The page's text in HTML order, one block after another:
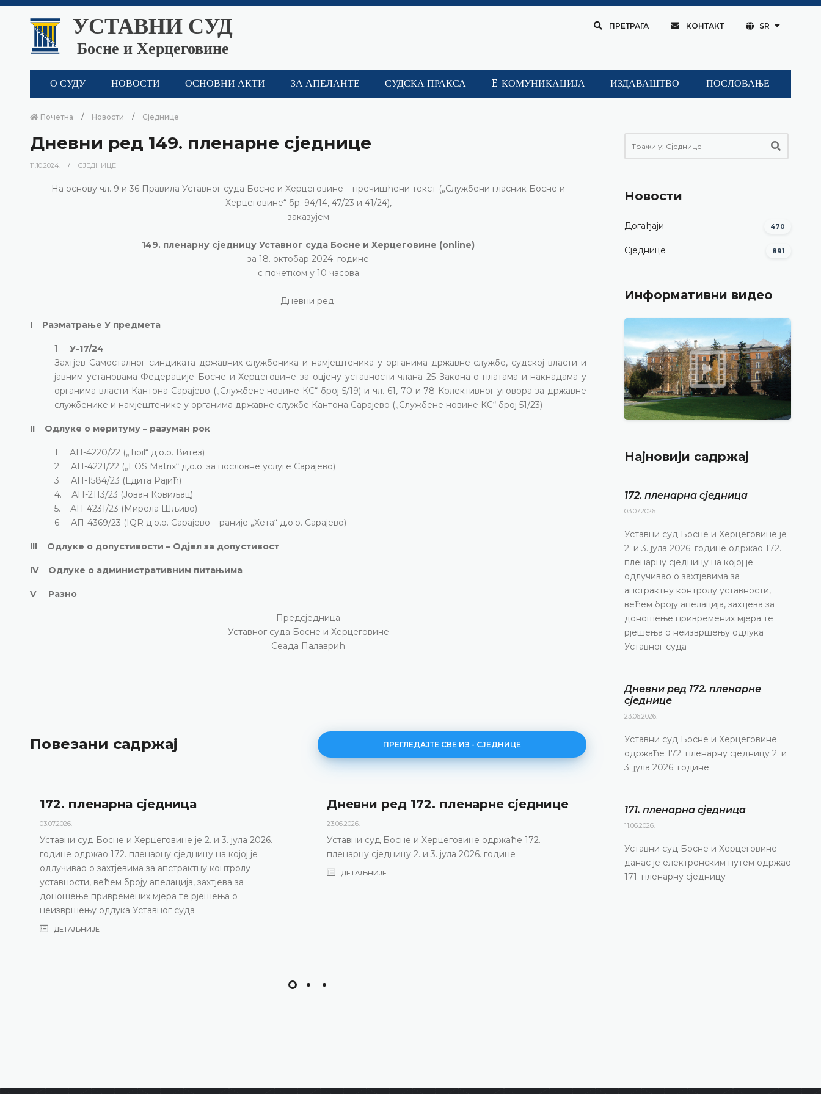
УСТАВНИ СУД
Босне и Херцеговине
ПРЕТРАГА КОНТАКТ SR
О СУДУ НОВОСТИ ОСНОВНИ АКТИ ЗА АПЕЛАНТЕ СУДСКА ПРАКСА E-КОМУНИКАЦИЈА ИЗДАВАШТВО ПОСЛОВАЊЕ
Почетна Новости Сједнице
Дневни ред 149. пленарне сједнице
11.10.2024. СЈЕДНИЦЕ
На основу чл. 9 и 36 Правила Уставног суда Босне и Херцеговине – пречишћени текст („Службени гласник Босне и
Херцеговине“ бр. 94/14, 47/23 и 41/24),
заказујем
149. пленарну сједницу Уставног суда Босне и Херцеговине (online)
за 18. октобар 2024. године
с почетком у 10 часова
Дневни ред:
I Разматрање У предмета
1. У-17/24
Захтјев Самосталног синдиката државних службеника и намјештеника у органима државне службе, судској власти и
јавним установама Федерације Босне и Херцеговине за оцјену уставности члана 25 Закона о платама и накнадама у
органима власти Кантона Сарајево („Службене новине КС“ број 5/19) и чл. 61, 70 и 78 Колективног уговора за државне
службенике и намјештенике у органима државне службе Кантона Сарајево („Службене новине КС“ број 51/23)
II Одлуке о меритуму – разуман рок
1. АП-4220/22 („Tioil“ д.о.о. Витез)
2. АП-4221/22 („EOS Matrix“ д.о.о. за пословне услуге Сарајево)
3. АП-1584/23 (Едита Рајић)
4. АП-2113/23 (Јован Ковиљац)
5. АП-4231/23 (Мирела Шљиво)
6. АП-4369/23 (IQR д.о.о. Сарајево – раније „Хета“ д.о.о. Сарајево)
III Одлуке о допустивости – Одјел за допустивост
IV Одлуке о административним питањима
V Разно
Предсједница
Уставног суда Босне и Херцеговине
Сеада Палаврић
Повезани садржај ПРЕГЛЕДАЈТЕ СВЕ ИЗ - СЈЕДНИЦЕ
172. пленарна сједницa
03.07.2026.
Уставни суд Босне и Херцеговине је 2. и 3. јула 2026.
године одржао 172. пленарну сједницу на којој је
одлучивао о захтјевима за апстрактну контролу
уставности, већем броју апелација, захтјева за
доношење привремених мјера те рјешења о
неизвршењу одлука Уставног суда
ДЕТАЉНИЈЕ
Дневни ред 172. пленарне сједнице
23.06.2026.
Уставни суд Босне и Херцеговине одржаће 172.
пленарну сједницу 2. и 3. јула 2026. године
ДЕТАЉНИЈЕ
171. пленарна сједницa
11.06.2026.
електронским путем одржао 171. пленарну
ДЕТАЉНИЈЕ
Новости
Догађаји 470
Сједнице 891
Информативни видео
Најновији садржај
172. пленарна сједницa
03.07.2026.
Уставни суд Босне и Херцеговине је
2. и 3. јула 2026. године одржао 172.
пленарну сједницу на којој је
одлучивао о захтјевима за
апстрактну контролу уставности,
већем броју апелација, захтјева за
доношење привремених мјера те
рјешења о неизвршењу одлука
Уставног суда
Дневни ред 172. пленарне
сједнице
23.06.2026.
Уставни суд Босне и Херцеговине
одржаће 172. пленарну сједницу 2. и
3. јула 2026. године
171. пленарна сједницa
11.06.2026.
Уставни суд Босне и Херцеговине
данас је електронским путем одржао
171. пленарну сједницу